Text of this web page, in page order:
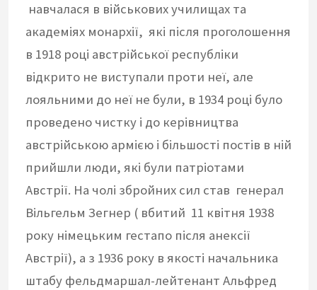
навчалася в військових училищах та
академіях монархії, які після проголошення
в 1918 році австрійської республіки
відкрито не виступали проти неї, але
лояльними до неї не були, в 1934 році було
проведено чистку і до керівництва
австрійською армією і більшості постів в ній
прийшли люди, які були патріотами
Австрії. На чолі збройних сил став генерал
Вільгельм Зегнер ( вбитий 11 квітня 1938
року німецьким гестапо після анексії
Австрії), а з 1936 року в якості начальника
штабу фельдмаршал-лейтенант Альфред